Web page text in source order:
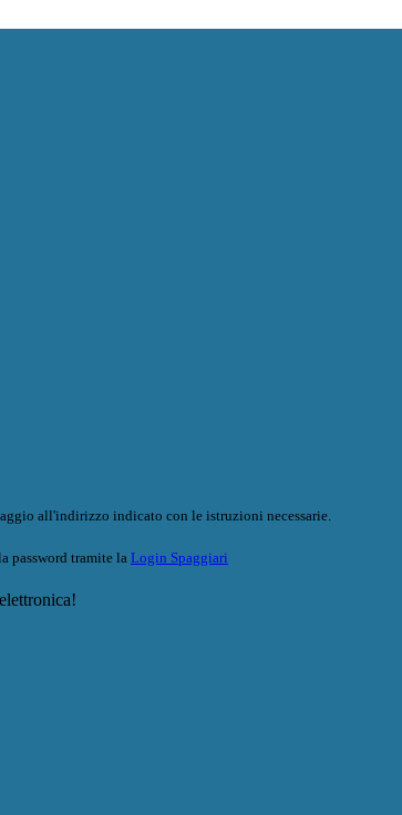
all'indirizzo indicato con le istruzioni necessarie.
password tramite la Login Spaggiari